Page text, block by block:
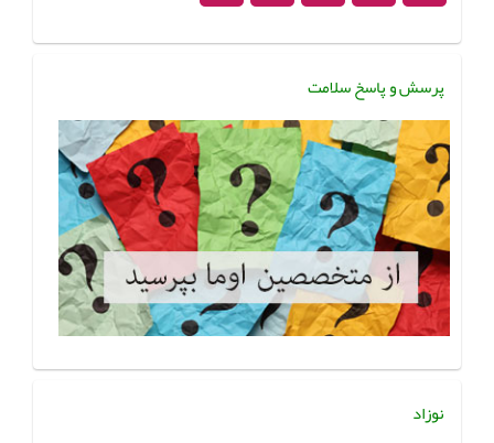
پرسش و پاسخ سلامت
نوزاد